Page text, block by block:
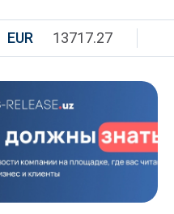
EUR 13717.27